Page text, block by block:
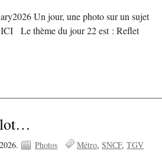
Un jour, une photo sur un sujet
ICI Le thème du jour 22 est : Reflet
Photos Métro SNCF TGV